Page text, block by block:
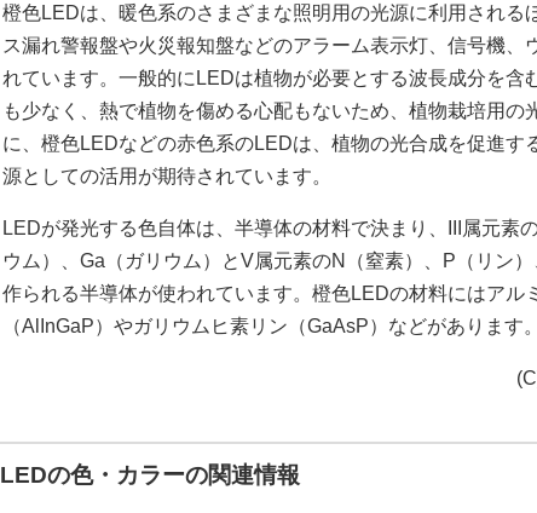
橙色LEDは、暖色系のさまざまな照明用の光源に利用される
ス漏れ警報盤や火災報知盤などのアラーム表示灯、信号機、
れています。一般的にLEDは植物が必要とする波長成分を含
も少なく、熱で植物を傷める心配もないため、植物栽培用の
に、橙色LEDなどの赤色系のLEDは、植物の光合成を促進す
源としての活用が期待されています。
LEDが発光する色自体は、半導体の材料で決まり、III属元素
ウム）、Ga（ガリウム）とV属元素のN（窒素）、P（リン
作られる半導体が使われています。橙色LEDの材料にはアル
（AlInGaP）やガリウムヒ素リン（GaAsP）などがあります。
LEDの色・カラーの関連情報